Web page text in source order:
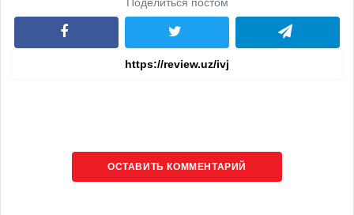
ОСТАВИТЬ КОММЕНТАРИЙ